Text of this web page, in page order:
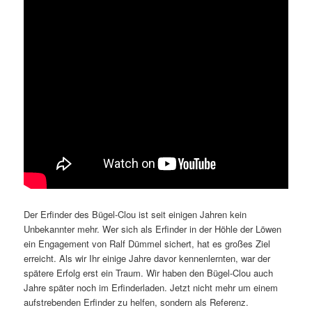
Der Erfinder des Bügel-Clou ist seit einigen Jahren kein
Unbekannter mehr. Wer sich als Erfinder in der Höhle der Löwen
ein Engagement von Ralf Dümmel sichert, hat es großes Ziel
erreicht. Als wir Ihr einige Jahre davor kennenlernten, war der
spätere Erfolg erst ein Traum. Wir haben den Bügel-Clou auch
Jahre später noch im Erfinderladen. Jetzt nicht mehr um einem
aufstrebenden Erfinder zu helfen, sondern als Referenz.